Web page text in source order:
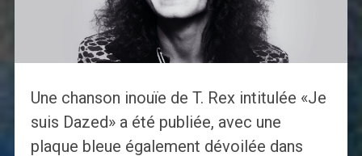
Une chanson inouïe de T. Rex intitulée «Je
suis Dazed» a été publiée, avec une
plaque bleue également dévoilée dans